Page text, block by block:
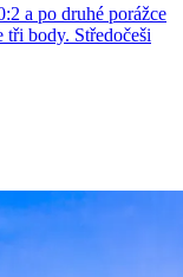
a po druhé porážce
tři body. Středočeši